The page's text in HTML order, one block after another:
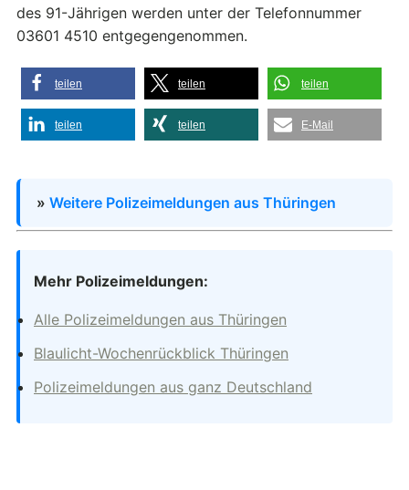
des 91-Jährigen werden unter der Telefonnummer
03601 4510 entgegengenommen.
teilen teilen teilen
teilen teilen E-Mail
» Weitere Polizeimeldungen aus Thüringen
Mehr Polizeimeldungen:
Alle Polizeimeldungen aus Thüringen
Blaulicht-Wochenrückblick Thüringen
Polizeimeldungen aus ganz Deutschland